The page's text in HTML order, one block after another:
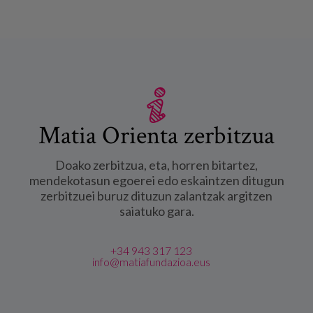
Matia Orienta zerbitzua
Doako zerbitzua, eta, horren bitartez,
mendekotasun egoerei edo eskaintzen ditugun
zerbitzuei buruz dituzun zalantzak argitzen
saiatuko gara.
+34 943 317 123
info@matiafundazioa.eus